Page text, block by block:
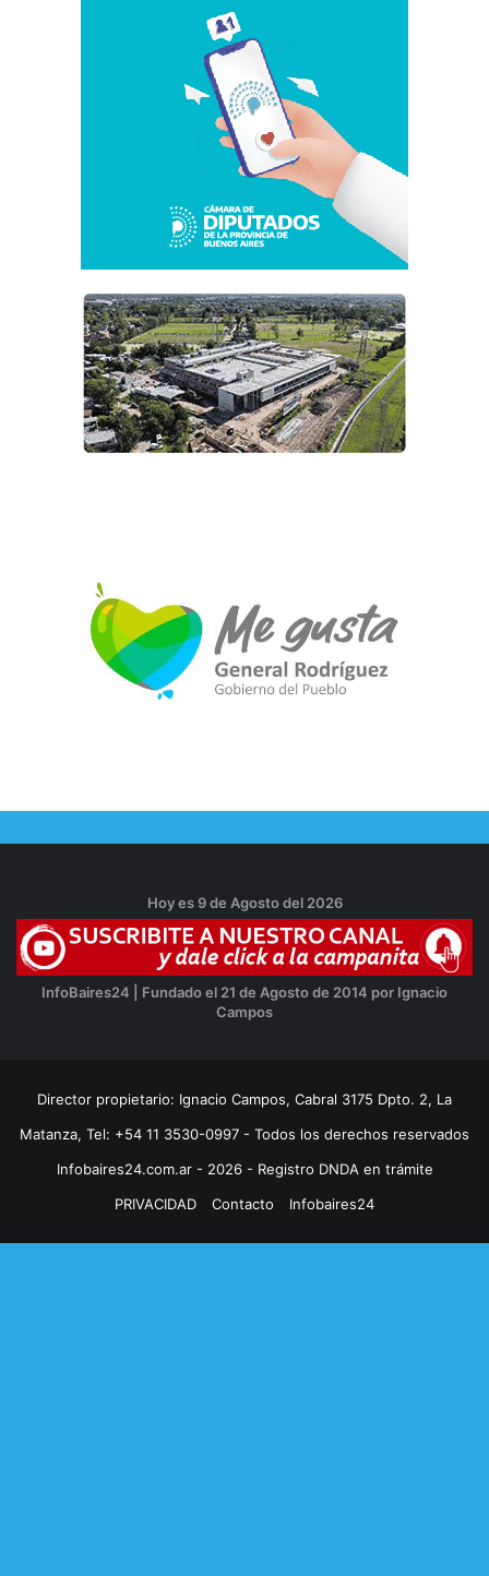
Hoy es 9 de Agosto del 2026
InfoBaires24 | Fundado el 21 de Agosto de 2014 por Ignacio
Campos
Director propietario: Ignacio Campos, Cabral 3175 Dpto. 2, La
Matanza, Tel: +54 11 3530-0997 - Todos los derechos reservados
Infobaires24.com.ar - 2026 - Registro DNDA en trámite
PRIVACIDAD
Contacto Infobaires24